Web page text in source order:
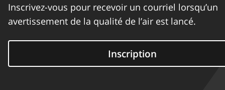
Inscrivez-vous pour recevoir un courriel lorsqu’un
avertissement de la qualité de l’air est lancé.
Inscription